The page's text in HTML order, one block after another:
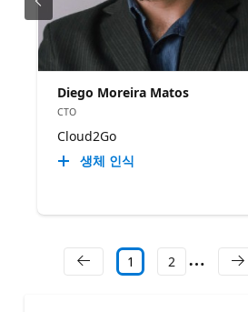
Diego Moreira Matos
CTO
Cloud2Go
생체 인식
1 2